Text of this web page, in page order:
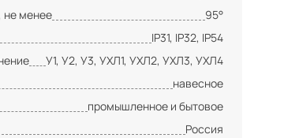
не менее
95°
IP31, IP32, IP54
У1, У2, У3, УХЛ1, УХЛ2, УХЛ3, УХЛ4
навесное
промышленное и бытовое
Россия